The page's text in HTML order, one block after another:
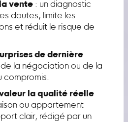
vente: un diagnostic
doutes, limite les
et réduit le risque de
de dernière
la négociation ou de la
compromis.
la qualité réelle
ou appartement
clair, rédigé par un